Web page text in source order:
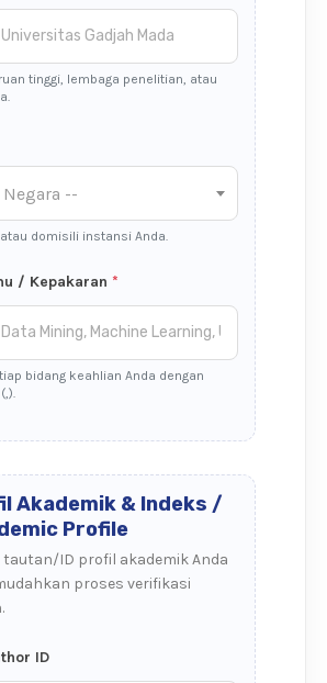
tinggi, lembaga penelitian, atau
--
domisili instansi Anda.
/ Kepakaran *
bidang keahlian Anda dengan
Akademik & Indeks /
Profile
tautan/ID profil akademik Anda
proses verifikasi
ID